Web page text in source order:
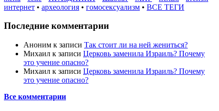
интернет • археология • гомосексуализм • ВСЕ ТЕГИ
Последние комментарии
Аноним к записи Так стоит ли на ней жениться?
Михаил к записи Церковь заменила Израиль? Почему
это учение опасно?
Михаил к записи Церковь заменила Израиль? Почему
это учение опасно?
Все комментарии